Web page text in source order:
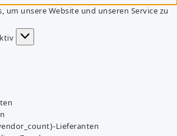
um unsere Website und unseren Service zu
Lieferanten